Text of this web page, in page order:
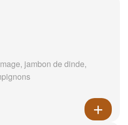
jambon de dinde,